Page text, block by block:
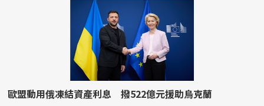
歐盟動用俄凍結資產利息 撥522億元援助烏克蘭